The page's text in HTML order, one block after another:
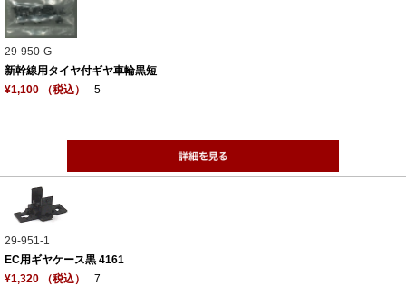
29-950-G
新幹線用タイヤ付ギヤ車輪黒短
¥1,100 （税込）
5
29-951-1
EC用ギヤケース黒 4161
¥1,320 （税込）
7